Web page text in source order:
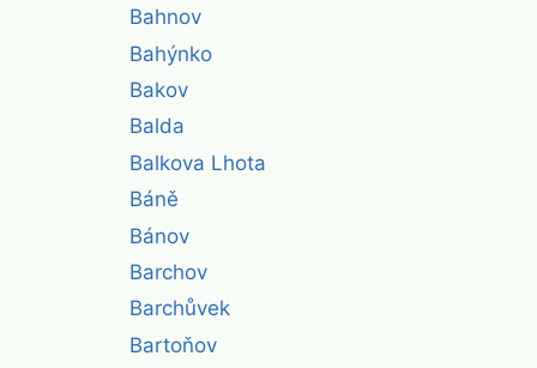
Bahnov
Bahýnko
Bakov
Balda
Balkova Lhota
Báně
Bánov
Barchov
Barchůvek
Bartoňov